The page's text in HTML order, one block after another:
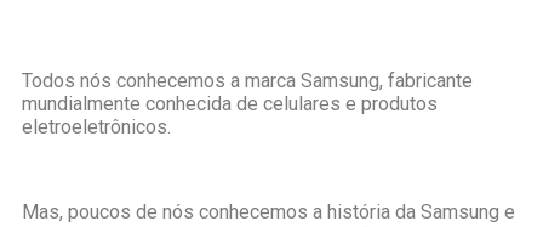
Todos nós conhecemos a marca Samsung, fabricante
mundialmente conhecida de celulares e produtos
eletroeletrônicos.
Mas, poucos de nós conhecemos a história da Samsung e